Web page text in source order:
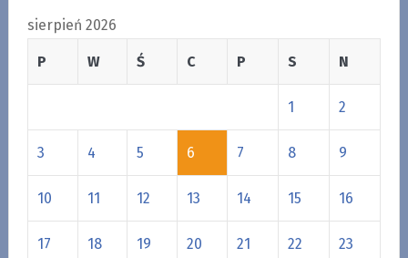
sierpień 2026
P W Ś C P S N
1 2
3 4 5 6 7 8 9
10 11 12 13 14 15 16
17 18 19 20 21 22 23